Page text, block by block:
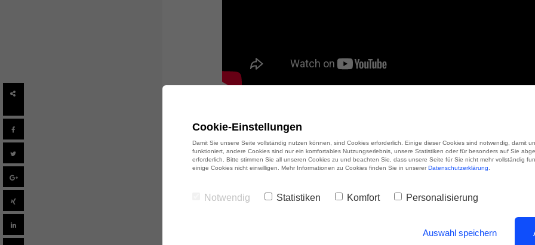
ausgewählte Programme und nur diese dürfen anschließend den
Hotspot bzw. die Wifi Verbindung nutzen.
Cookie-Einstellungen
Damit Sie unsere Seite vollständig nutzen können, sind Cookies erforderlich. Einige dieser Cookies sind notwendig, damit
funktioniert, andere Cookies sind nur ein komfortables Nutzungserlebnis, unsere Statistiken oder für besonders auf Sie
erforderlich. Bitte stimmen Sie all unseren Cookies zu und beachten Sie, dass unsere Seite für Sie nicht mehr vollständig
einige Cookies nicht einwilligen. Mehr Informationen zu Cookies finden Sie in unserer Datenschutzerklärung
Notwendig Statistiken Komfort Personalisierung
Auswahl speichern